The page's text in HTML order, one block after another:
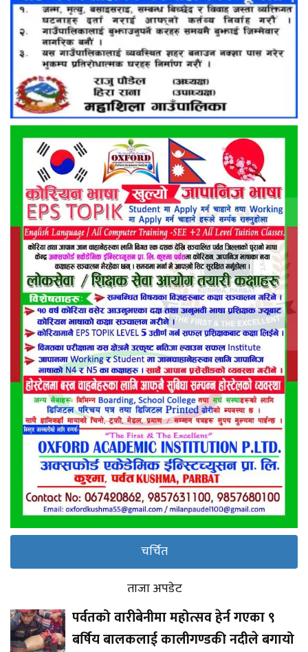
चर्चित
ताजा अपडेट
पर्वतको वारीबेनीमा महोत्सव हेर्न गएका ९
बर्षिय बालकलाई कालीगण्डकी नदीले बगायो